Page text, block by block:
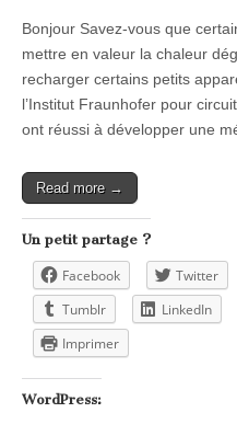
Bonjour Savez-vous que
mettre en valeur la chaleur
recharger certains petits
l’Institut Fraunhofer pour
ont réussi à développer une
Read more →
Un petit partage ?
Facebook Twitter
Tumblr
LinkedIn
Imprimer
WordPress: